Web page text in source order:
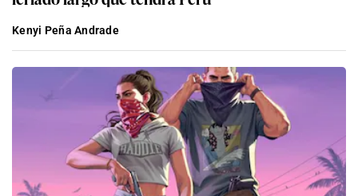
Kenyi Peña Andrade